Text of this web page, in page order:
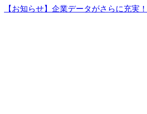
【お知らせ】企業データがさらに充実！